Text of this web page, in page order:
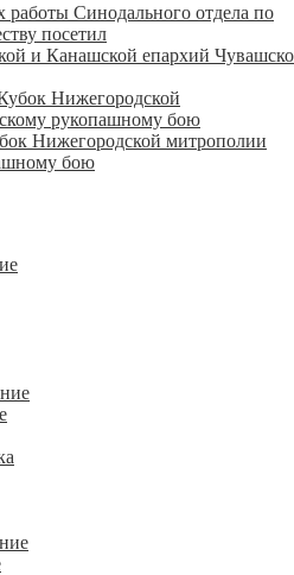
работы Синодального отдела по
посетил
и Канашской епархий
Нижегородской митрополии
бою